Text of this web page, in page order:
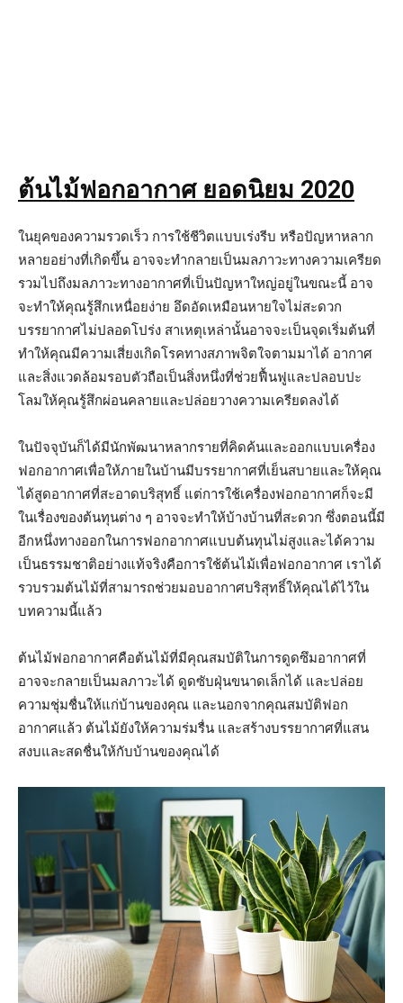
ต้นไม้ฟอกอากาศ ยอดนิยม 2020
ในยุคของความรวดเร็ว การใช้ชีวิตแบบเร่งรีบ หรือปัญหาหลาก
หลายอย่างที่เกิดขึ้น อาจจะทำกลายเป็นมลภาวะทางความเครียด
รวมไปถึงมลภาวะทางอากาศที่เป็นปัญหาใหญ่อยู่ในขณะนี้ อาจ
จะทำให้คุณรู้สึกเหนื่อยง่าย อึดอัดเหมือนหายใจไม่สะดวก
บรรยากาศไม่ปลอดโปร่ง สาเหตุเหล่านั้นอาจจะเป็นจุดเริ่มต้นที่
ทำให้คุณมีความเสี่ยงเกิดโรคทางสภาพจิตใจตามมาได้ อากาศ
และสิ่งแวดล้อมรอบตัวถือเป็นสิ่งหนึ่งที่ช่วยฟื้นฟูและปลอบปะ
โลมให้คุณรู้สึกผ่อนคลายและปล่อยวางความเครียดลงได้
ในปัจจุบันก็ได้มีนักพัฒนาหลากรายที่คิดค้นและออกแบบเครื่อง
ฟอกอากาศเพื่อให้ภายในบ้านมีบรรยากาศที่เย็นสบายและให้คุณ
ได้สูดอากาศที่สะอาดบริสุทธิ์ แต่การใช้เครื่องฟอกอากาศก็จะมี
ในเรื่องของต้นทุนต่าง ๆ อาจจะทำให้บ้างบ้านที่สะดวก ซึ่งตอนนี้มี
อีกหนึ่งทางออกในการฟอกอากาศแบบต้นทุนไม่สูงและได้ความ
เป็นธรรมชาติอย่างแท้จริงคือการใช้ต้นไม้เพื่อฟอกอากาศ เราได้
รวบรวมต้นไม้ที่สามารถช่วยมอบอากาศบริสุทธิ์ให้คุณได้ไว้ใน
บทความนี้แล้ว
ต้นไม้ฟอกอากาศคือต้นไม้ที่มีคุณสมบัติในการดูดซึมอากาศที่
อาจจะกลายเป็นมลภาวะได้ ดูดซับฝุ่นขนาดเล็กได้ และปล่อย
ความชุ่มชื่นให้แก่บ้านของคุณ และนอกจากคุณสมบัติฟอก
อากาศแล้ว ต้นไม้ยังให้ความร่มรื่น และสร้างบรรยากาศที่แสน
สงบและสดชื่นให้กับบ้านของคุณได้